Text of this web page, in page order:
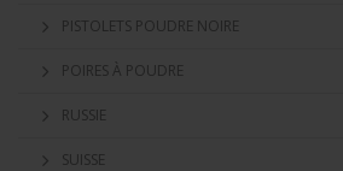
PISTOLETS POUDRE NOIRE
POIRES À POUDRE
RUSSIE
SUISSE